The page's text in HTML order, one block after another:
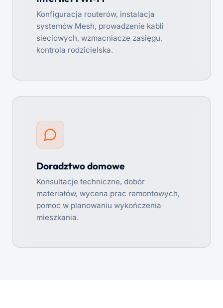
Konfiguracja routerów, instalacja
systemów Mesh, prowadzenie kabli
sieciowych, wzmacniacze zasięgu,
kontrola rodzicielska.
Doradztwo domowe
Konsultacje techniczne, dobór
materiałów, wycena prac remontowych,
pomoc w planowaniu wykończenia
mieszkania.